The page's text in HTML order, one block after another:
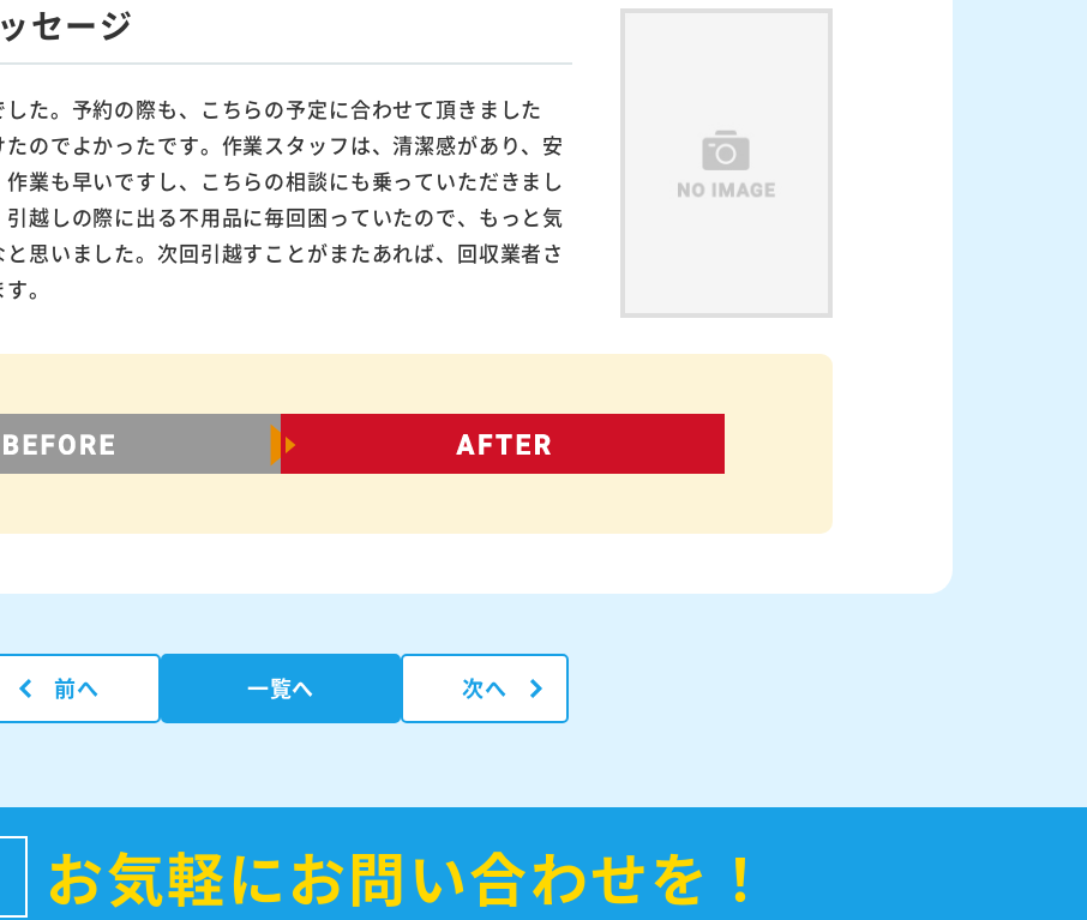
セージ
た。予約の際も、こちらの予定に合わせて頂きました
のでよかったです。作業スタッフは、清潔感があり、安
業も早いですし、こちらの相談にも乗っていただきまし
越しの際に出る不用品に毎回困っていたので、もっと気
思いました。次回引越すことがまたあれば、回収業者さ
。
前へ 一覧へ 次へ
お気軽にお問い合わせを！